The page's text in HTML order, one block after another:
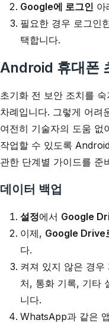
Google에 로그인 아
필요한 경우 로그인
택합니다.
Android 휴대폰
초기화 전 보안 조치를
차례입니다. 그렇게 어려
여전히 기술자의 도움 없
작업할 수 있도록
관한 단계별 가이드를 준
데이터 백업
설정에서 Google
이제, Google Drive
다.
켜져 있지 않은 경우
처, 통화 기록, 기타
니다.
WhatsApp과 같은